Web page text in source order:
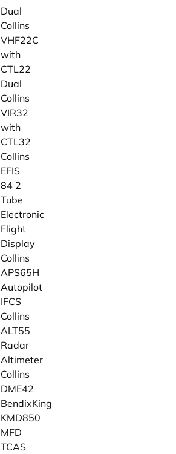
Dual
Collins
VHF22C
with
CTL22
Dual
Collins
VIR32
with
CTL32
Collins
EFIS
84 2
Tube
Electronic
Flight
Display
Collins
APS65H
Autopilot
IFCS
Collins
ALT55
Radar
Altimeter
Collins
DME42
BendixKing
KMD850
MFD
TCAS